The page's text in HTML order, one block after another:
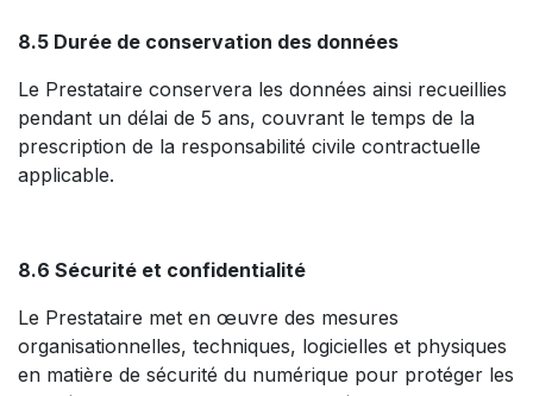
8.5 Durée de conservation des données
Le Prestataire conservera les données ainsi recueillies
pendant un délai de 5 ans, couvrant le temps de la
prescription de la responsabilité civile contractuelle
applicable.
8.6 Sécurité et confidentialité
Le Prestataire met en œuvre des mesures
organisationnelles, techniques, logicielles et physiques
en matière de sécurité du numérique pour protéger les